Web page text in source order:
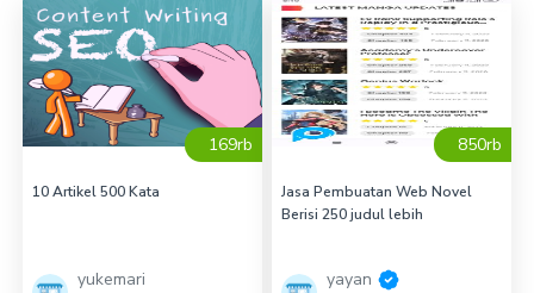
169rb
10 Artikel 500 Kata
yukemari
850rb
Jasa Pembuatan Web Novel
Berisi 250 judul lebih
yayan